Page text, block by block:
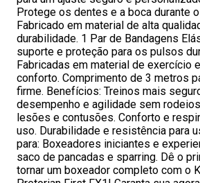
Protege os dentes e a boca durante
Fabricado em material de alta
durabilidade. 1 Par de Bandagens
suporte e proteção para os pulsos
Fabricadas em material de exercício
conforto. Comprimento de 3 metros
firme. Benefícios: Treinos mais
desempenho e agilidade sem
lesões e contusões. Conforto e
uso. Durabilidade e resistência para
para: Boxeadores iniciantes e
saco de pancadas e sparring. Dê o
tornar um boxeador completo com o